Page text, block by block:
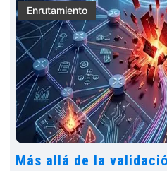
Enrutamiento
Más allá de la